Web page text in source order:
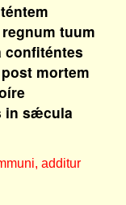
tuum
confiténtes
mortem
in sǽcula
additur